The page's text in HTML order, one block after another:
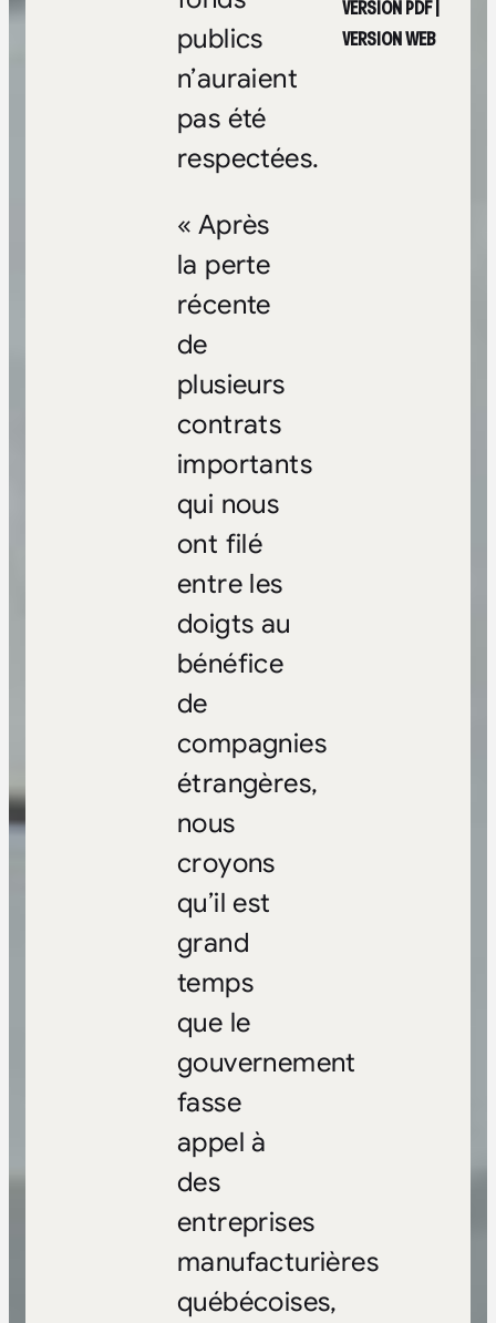
VERSION PDF|
VERSION WEB
publics
n’auraient
pas été
respectées.
« Après
la perte
récente
de
plusieurs
contrats
importants
qui nous
ont filé
entre les
doigts au
bénéfice
de
compagnies
étrangères,
nous
croyons
qu’il est
grand
temps
que le
gouvernement
fasse
appel à
des
entreprises
manufacturières
québécoises,